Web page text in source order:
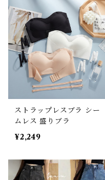
ストラップレスブラ シー
ムレス 盛りブラ
¥2,249